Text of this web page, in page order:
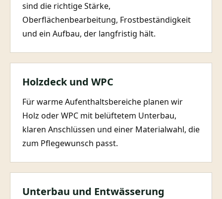
sind die richtige Stärke,
Oberflächenbearbeitung, Frostbeständigkeit
und ein Aufbau, der langfristig hält.
Holzdeck und WPC
Für warme Aufenthaltsbereiche planen wir
Holz oder WPC mit belüftetem Unterbau,
klaren Anschlüssen und einer Materialwahl, die
zum Pflegewunsch passt.
Unterbau und Entwässerung